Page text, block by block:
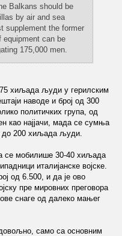
Balkans should be
by air and sea
supplement the former
equipment can be
175,000 men.
хиљада људи у герилским
наводе и број од 300
политичких група, од
као најјачи, мада се сумња
200 хиљада људи.
се мобилише 30-40 хиљада
италијанске војске.
од 6.500, и да је ово
пре мировних преговора
снаге од далеко мањег
само са основним